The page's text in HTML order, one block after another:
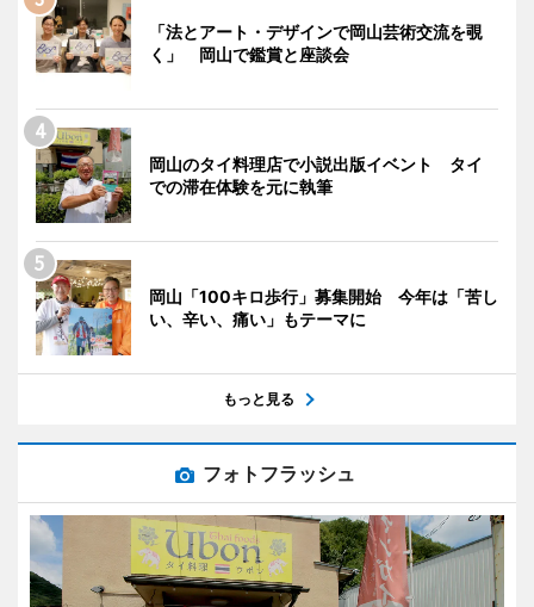
「法とアート・デザインで岡山芸術交流を覗
く」 岡山で鑑賞と座談会
岡山のタイ料理店で小説出版イベント タイ
での滞在体験を元に執筆
岡山「100キロ歩行」募集開始 今年は「苦し
い、辛い、痛い」もテーマに
もっと見る
フォトフラッシュ